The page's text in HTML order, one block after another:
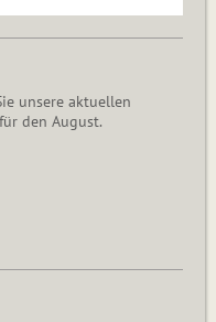
unsere aktuellen
den August.